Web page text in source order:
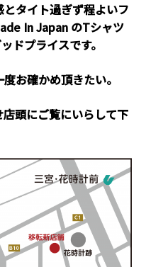
タイト過ぎず程よいフ
In Japan のTシャツ
プライスです。
お確かめ頂きたい。
頭にご覧にいらして下